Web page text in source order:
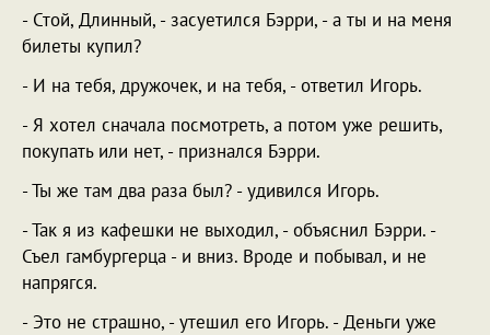
- Стой, Длинный, - засуетился Бэрри, - а ты и на меня
билеты купил?
- И на тебя, дружочек, и на тебя, - ответил Игорь.
- Я хотел сначала посмотреть, а потом уже решить,
покупать или нет, - признался Бэрри.
- Ты же там два раза был? - удивился Игорь.
- Так я из кафешки не выходил, - объяснил Бэрри. -
Съел гамбургерца - и вниз. Вроде и побывал, и не
напрягся.
- Это не страшно, - утешил его Игорь. - Деньги уже